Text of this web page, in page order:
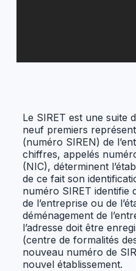
Le SIRET est une suite
neuf premiers
(numéro SIREN) de
chiffres, appelés
(NIC), déterminent
de ce fait son
numéro SIRET identifie
de l’entreprise ou de
déménagement de
l’adresse doit être
(centre de formalités
nouveau numéro de
nouvel établissement.